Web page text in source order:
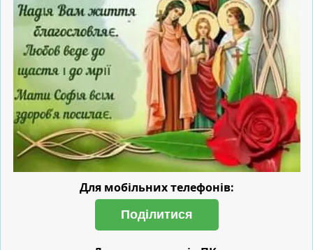
Для мобільних телефонів:
Поділитися